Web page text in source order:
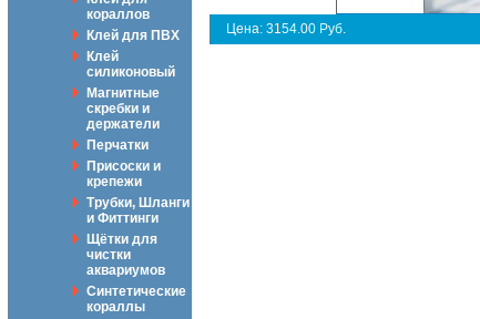
кораллов
Клей для ПВХ
Клей
силиконовый
Магнитные
скребки и
держатели
Перчатки
Присоски и
крепежи
Трубки, Шланги
и Фиттинги
Щётки для
чистки
аквариумов
Синтетические
кораллы
Цена: 3154.00 Руб.